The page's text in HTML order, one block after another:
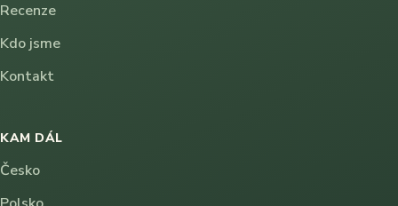
Recenze
Kdo jsme
Kontakt
KAM DÁL
Česko